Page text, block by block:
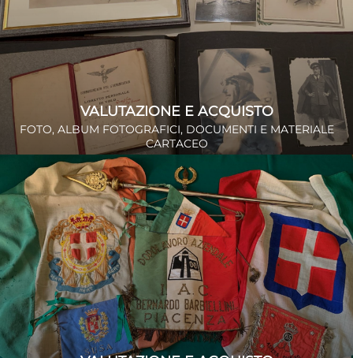
VALUTAZIONE E ACQUISTO
FOTO, ALBUM FOTOGRAFICI, DOCUMENTI E MATERIALE
CARTACEO